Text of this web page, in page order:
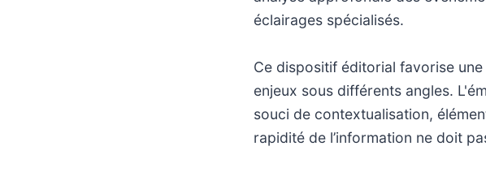
éclairages spécialisés.
Ce dispositif éditorial favorise
enjeux sous différents angles.
souci de contextualisation,
rapidité de l’information ne doit